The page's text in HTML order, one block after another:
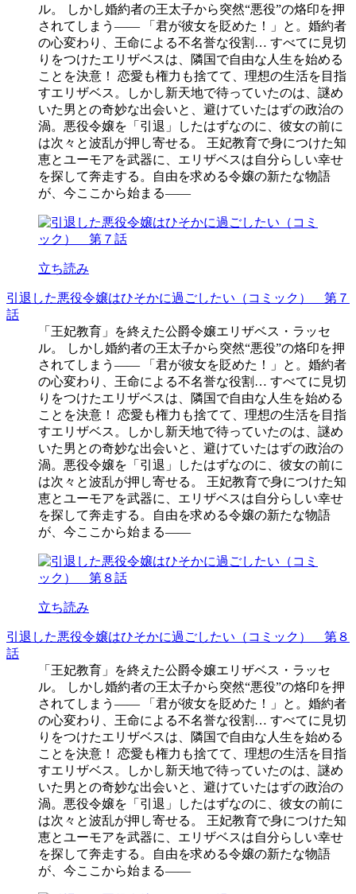
ル。 しかし婚約者の王太子から突然“悪役”の烙印を押
されてしまう―― 「君が彼女を貶めた！」と。婚約者
の心変わり、王命による不名誉な役割… すべてに見切
りをつけたエリザベスは、隣国で自由な人生を始める
ことを決意！ 恋愛も権力も捨てて、理想の生活を目指
すエリザベス。しかし新天地で待っていたのは、謎め
いた男との奇妙な出会いと、避けていたはずの政治の
渦。悪役令嬢を「引退」したはずなのに、彼女の前に
は次々と波乱が押し寄せる。 王妃教育で身につけた知
恵とユーモアを武器に、エリザベスは自分らしい幸せ
を探して奔走する。自由を求める令嬢の新たな物語
が、今ここから始まる――
立ち読み
引退した悪役令嬢はひそかに過ごしたい（コミック） 第７
話
「王妃教育」を終えた公爵令嬢エリザベス・ラッセ
ル。 しかし婚約者の王太子から突然“悪役”の烙印を押
されてしまう―― 「君が彼女を貶めた！」と。婚約者
の心変わり、王命による不名誉な役割… すべてに見切
りをつけたエリザベスは、隣国で自由な人生を始める
ことを決意！ 恋愛も権力も捨てて、理想の生活を目指
すエリザベス。しかし新天地で待っていたのは、謎め
いた男との奇妙な出会いと、避けていたはずの政治の
渦。悪役令嬢を「引退」したはずなのに、彼女の前に
は次々と波乱が押し寄せる。 王妃教育で身につけた知
恵とユーモアを武器に、エリザベスは自分らしい幸せ
を探して奔走する。自由を求める令嬢の新たな物語
が、今ここから始まる――
立ち読み
引退した悪役令嬢はひそかに過ごしたい（コミック） 第８
話
「王妃教育」を終えた公爵令嬢エリザベス・ラッセ
ル。 しかし婚約者の王太子から突然“悪役”の烙印を押
されてしまう―― 「君が彼女を貶めた！」と。婚約者
の心変わり、王命による不名誉な役割… すべてに見切
りをつけたエリザベスは、隣国で自由な人生を始める
ことを決意！ 恋愛も権力も捨てて、理想の生活を目指
すエリザベス。しかし新天地で待っていたのは、謎め
いた男との奇妙な出会いと、避けていたはずの政治の
渦。悪役令嬢を「引退」したはずなのに、彼女の前に
は次々と波乱が押し寄せる。 王妃教育で身につけた知
恵とユーモアを武器に、エリザベスは自分らしい幸せ
を探して奔走する。自由を求める令嬢の新たな物語
が、今ここから始まる――